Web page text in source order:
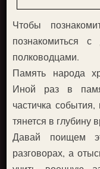
Чтобы
познакомиться
полководцами.
Память народа
Иной раз в
частичка
тянется в глубину
Давай поищем
разговорах, а